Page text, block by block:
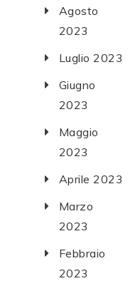
Agosto
2023
Luglio 2023
Giugno
2023
Maggio
2023
Aprile 2023
Marzo
2023
Febbraio
2023